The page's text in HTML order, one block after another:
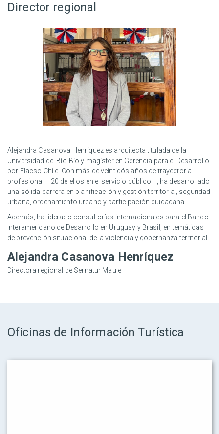
Director regional
Alejandra Casanova Henríquez es arquitecta titulada de la
Universidad del Bío-Bío y magíster en Gerencia para el Desarrollo
por Flacso Chile. Con más de veintidós años de trayectoria
profesional —20 de ellos en el servicio público—, ha desarrollado
una sólida carrera en planificación y gestión territorial, seguridad
urbana, ordenamiento urbano y participación ciudadana.
Además, ha liderado consultorías internacionales para el Banco
Interamericano de Desarrollo en Uruguay y Brasil, en temáticas
de prevención situacional de la violencia y gobernanza territorial.
Alejandra Casanova Henríquez
Directora regional de Sernatur Maule
Oficinas de Información Turística